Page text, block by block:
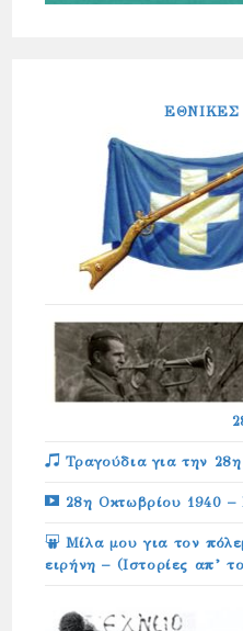
ΕΘΝΙΚΕΣ
Τραγούδια για την
28η Οκτωβρίου 1940
Μίλα μου για τον
ειρήνη – (Ιστορίες απ’